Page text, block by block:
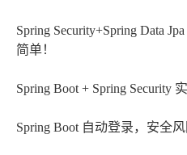
Spring Security+Spring Data
简单！
Spring Boot + Spring Security
Spring Boot 自动登录，安全